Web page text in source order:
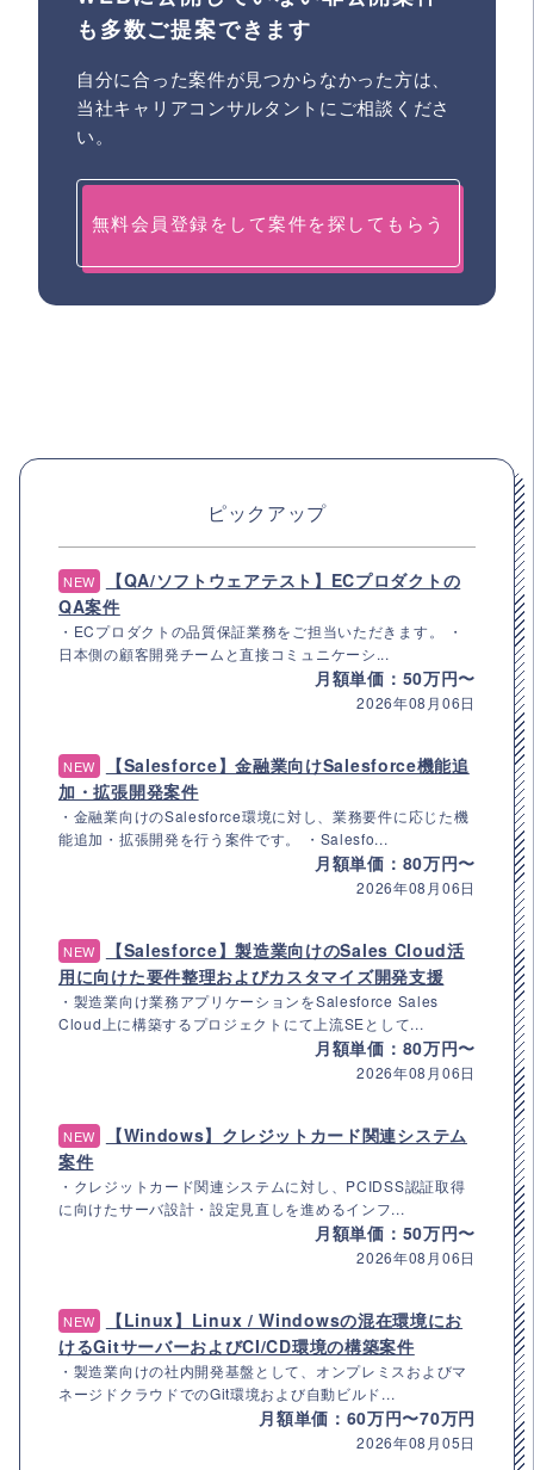
も多数ご提案できます
自分に合った案件が見つからなかった方は、
当社キャリアコンサルタントにご相談くださ
い。
無料会員登録をして案件を探してもらう
ピックアップ
NEW
【QA/ソフトウェアテスト】ECプロダクトの
QA案件
・ECプロダクトの品質保証業務をご担当いただきます。 ・
日本側の顧客開発チームと直接コミュニケーシ...
月額単価：50万円〜
2026年08月06日
NEW
【Salesforce】金融業向けSalesforce機能追
加・拡張開発案件
・金融業向けのSalesforce環境に対し、業務要件に応じた機
能追加・拡張開発を行う案件です。 ・Salesfo...
月額単価：80万円〜
2026年08月06日
NEW
【Salesforce】製造業向けのSales Cloud活
用に向けた要件整理およびカスタマイズ開発支援
・製造業向け業務アプリケーションをSalesforce Sales
Cloud上に構築するプロジェクトにて上流SEとして...
月額単価：80万円〜
2026年08月06日
NEW
【Windows】クレジットカード関連システム
案件
・クレジットカード関連システムに対し、PCIDSS認証取得
に向けたサーバ設計・設定見直しを進めるインフ...
月額単価：50万円〜
2026年08月06日
NEW
【Linux】Linux / Windowsの混在環境にお
けるGitサーバーおよびCI/CD環境の構築案件
・製造業向けの社内開発基盤として、オンプレミスおよびマ
ネージドクラウドでのGit環境および自動ビルド...
月額単価：60万円〜70万円
2026年08月05日